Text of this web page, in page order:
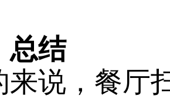
总结
来说，餐厅